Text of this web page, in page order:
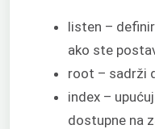
listen –
ako ste
root – sadrži
index –
dostupne na